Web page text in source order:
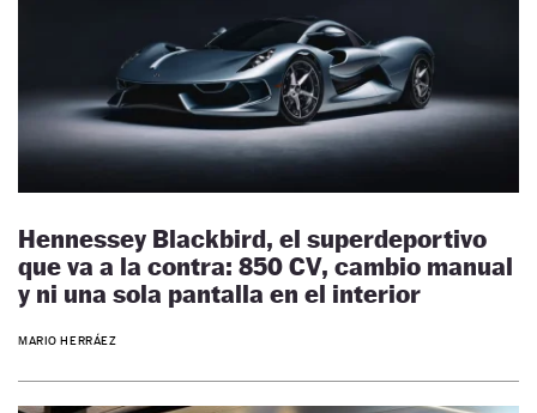
Hennessey Blackbird, el superdeportivo
que va a la contra: 850 CV, cambio manual
y ni una sola pantalla en el interior
MARIO HERRÁEZ